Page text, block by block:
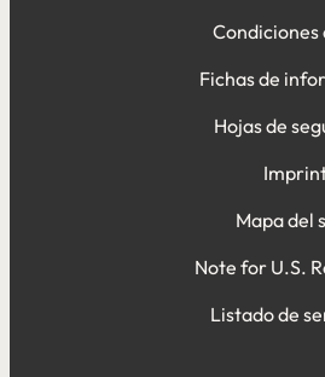
Condiciones
Fichas de
Hojas de
Mapa del
Note for U.S.
Listado de